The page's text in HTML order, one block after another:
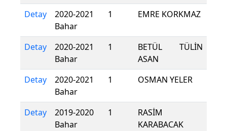
Detay
2020-2021
Bahar
1 EMRE KORKMAZ
Detay
2020-2021
Bahar
1
BETÜL TÜLİN
ASAN
Detay
2020-2021
Bahar
1 OSMAN YELER
Detay
2019-2020
Bahar
1
RASİM
KARABACAK